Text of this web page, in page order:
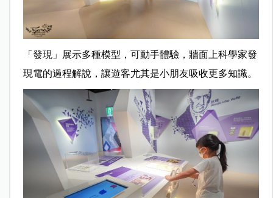
「發現」展示多種模型，可動手體驗，牆面上科學家發
現電的過程解說，讓遊客尤其是小朋友吸收更多知識。